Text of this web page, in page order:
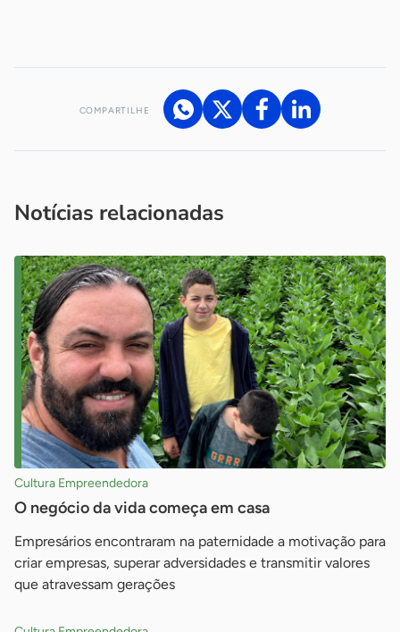
COMPARTILHE
Notícias relacionadas
Cultura Empreendedora
O negócio da vida começa em casa
Empresários encontraram na paternidade a motivação para
criar empresas, superar adversidades e transmitir valores
que atravessam gerações